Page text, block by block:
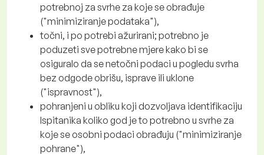
potrebnoj za svrhe za koje se obrađuje
("minimiziranje podataka"),
točni, i po potrebi ažurirani; potrebno je
poduzeti sve potrebne mjere kako bi se
osiguralo da se netočni podaci u pogledu svrha
bez odgode obrišu, isprave ili uklone
("ispravnost"),
pohranjeni u obliku koji dozvoljava identifikaciju
Ispitanika koliko god je to potrebno u svrhe za
koje se osobni podaci obrađuju ("minimiziranje
pohrane"),